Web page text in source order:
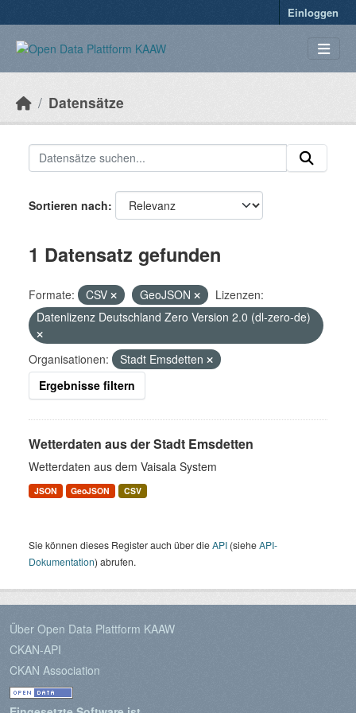
Einloggen
Datensätze
Sortieren nach
1 Datensatz gefunden
Formate: CSV GeoJSON
Lizenzen:
Datenlizenz Deutschland Zero Version 2.0 (dl-zero-de)
Organisationen:
Stadt Emsdetten
Ergebnisse filtern
Wetterdaten aus der Stadt Emsdetten
Wetterdaten aus dem Vaisala System
JSON GeoJSON CSV
Sie können dieses Register auch über dieAPI (sieheAPI-
Dokumentation) abrufen.
Über Open Data Plattform KAAW
CKAN-API
CKAN Association